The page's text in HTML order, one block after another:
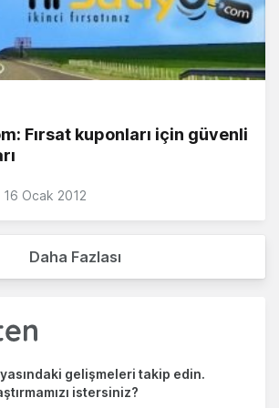
Fırsat kuponları için güvenli
16 Ocak 2012
Daha Fazlası
gelişmeleri takip edin.
istersiniz?